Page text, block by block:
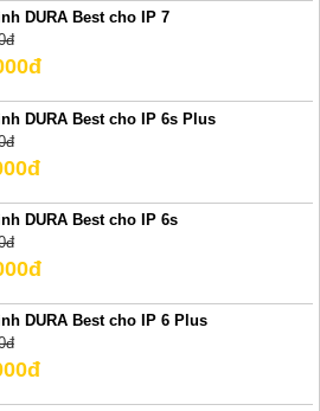
DURA Best cho IP 7
DURA Best cho IP 6s Plus
DURA Best cho IP 6s
DURA Best cho IP 6 Plus